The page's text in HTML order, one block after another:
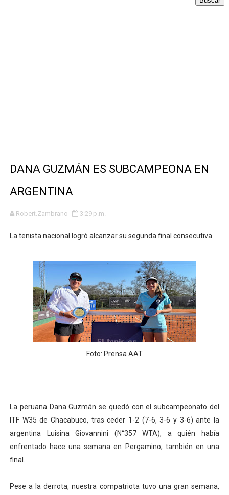
UNA NUEVA AVENTURA: LLEGA LA PRIMERA EDICIÓN
Con éxito se desarrolló El Campeonato Nacional de
Deportistas se encuentran listos para demostrar sus
TODO O NADA: LA GRAN FINAL DEL RONEX 2025 SERÁ
André Martínez gana el Rally de la Primavera del Rally
DEPORTIVO MOQUEGUA DA EL PRIMER GOLPE Y
CLASIFICACIÓN AL MUNDIAL U20 Y NUEVO RÉCORD
HEILBRUNN, DREYFUSS, VALTAYO, MONTES, CASTRO
DANA GUZMÁN ES SUBCAMPEONA EN
ARGENTINA
Robert.Zambrano 3:29 p.m.
La tenista nacional logró alcanzar su segunda final consecutiva.
Foto: Prensa AAT
La peruana Dana Guzmán se quedó con el subcampeonato del
ITF W35 de Chacabuco, tras ceder 1-2 (7-6, 3-6 y 3-6) ante la
argentina Luisina Giovannini (N°357 WTA), a quién había
enfrentado hace una semana en Pergamino, también en una
final.
Pese a la derrota, nuestra compatriota tuvo una gran semana,